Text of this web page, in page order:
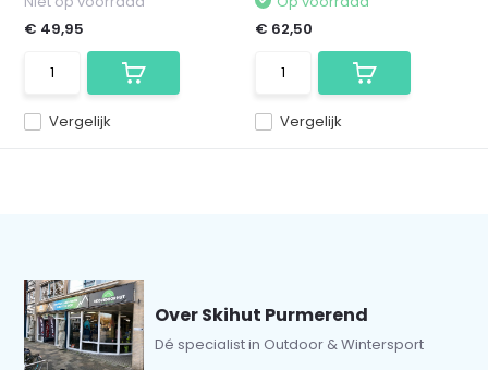
Vergelijk
€ 49,95
Vergelijk
€ 62,50
Over Skihut Purmerend
Dé specialist in Outdoor & Wintersport